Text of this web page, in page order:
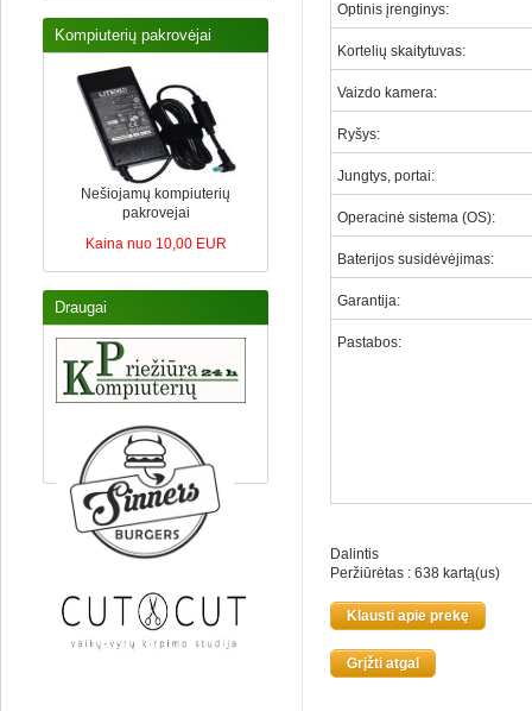
Kompiuterių pakrovėjai
Nešiojamų kompiuterių
pakrovejai
Kaina nuo 10,00 EUR
Draugai
Optinis įrenginys:
Kortelių skaitytuvas:
Vaizdo kamera:
Ryšys:
Jungtys, portai:
Operacinė sistema (OS):
Baterijos susidėvėjimas:
Garantija:
Pastabos:
Dalintis
Peržiūrėtas : 638 kartą(us)
Klausti apie prekę
Grįžti atgal